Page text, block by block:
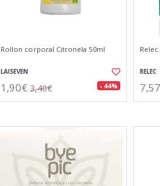
Rollon corporal Citronela 50ml
LAISEVEN
1,90€ 3,40€ - 44%
RELEC